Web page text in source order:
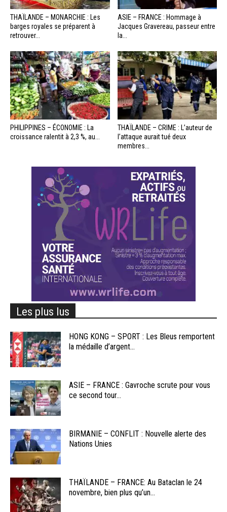
THAÏLANDE – MONARCHIE : Les
barges royales se préparent à
retrouver...
ASIE – FRANCE : Hommage à
Jacques Gravereau, passeur entre
la...
PHILIPPINES – ÉCONOMIE : La
croissance ralentit à 2,3 %, au...
THAÏLANDE – CRIME : L’auteur de
l’attaque aurait tué deux
membres...
Les plus lus
HONG KONG – SPORT : Les Bleus remportent
la médaille d’argent...
ASIE – FRANCE : Gavroche scrute pour vous
ce second tour...
BIRMANIE – CONFLIT : Nouvelle alerte des
Nations Unies
THAÏLANDE – FRANCE: Au Bataclan le 24
novembre, bien plus qu’un...